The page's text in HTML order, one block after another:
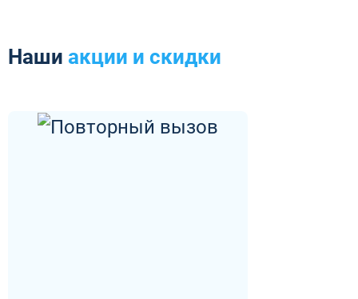
Наши акции и скидки